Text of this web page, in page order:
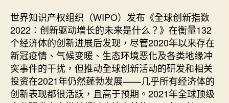
世界知识产权组织（WIPO）发布《全球创新指数
2022：创新驱动增长的未来是什么？》在衡量132
个经济体的创新进展后发现，尽管2020年以来存在
新冠疫情、气候变暖、生态环境恶化及各类地缘冲
突事件的干扰，但推动全球创新活动的研发和相关
投资在2021年仍然蓬勃发展——几乎所有经济体的
创新表现都很活跃，且高于预期。2021年全球顶级